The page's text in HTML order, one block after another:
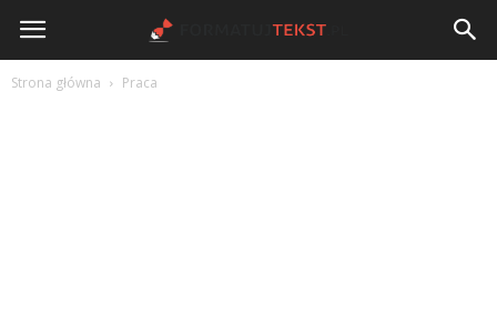
FormatujTekst.pl
Strona główna Praca